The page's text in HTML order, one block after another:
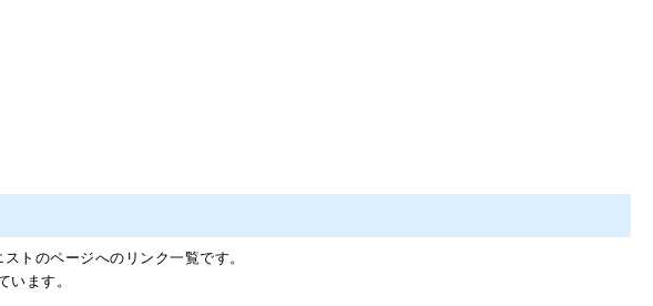
トのページへのリンク一覧です。
います。